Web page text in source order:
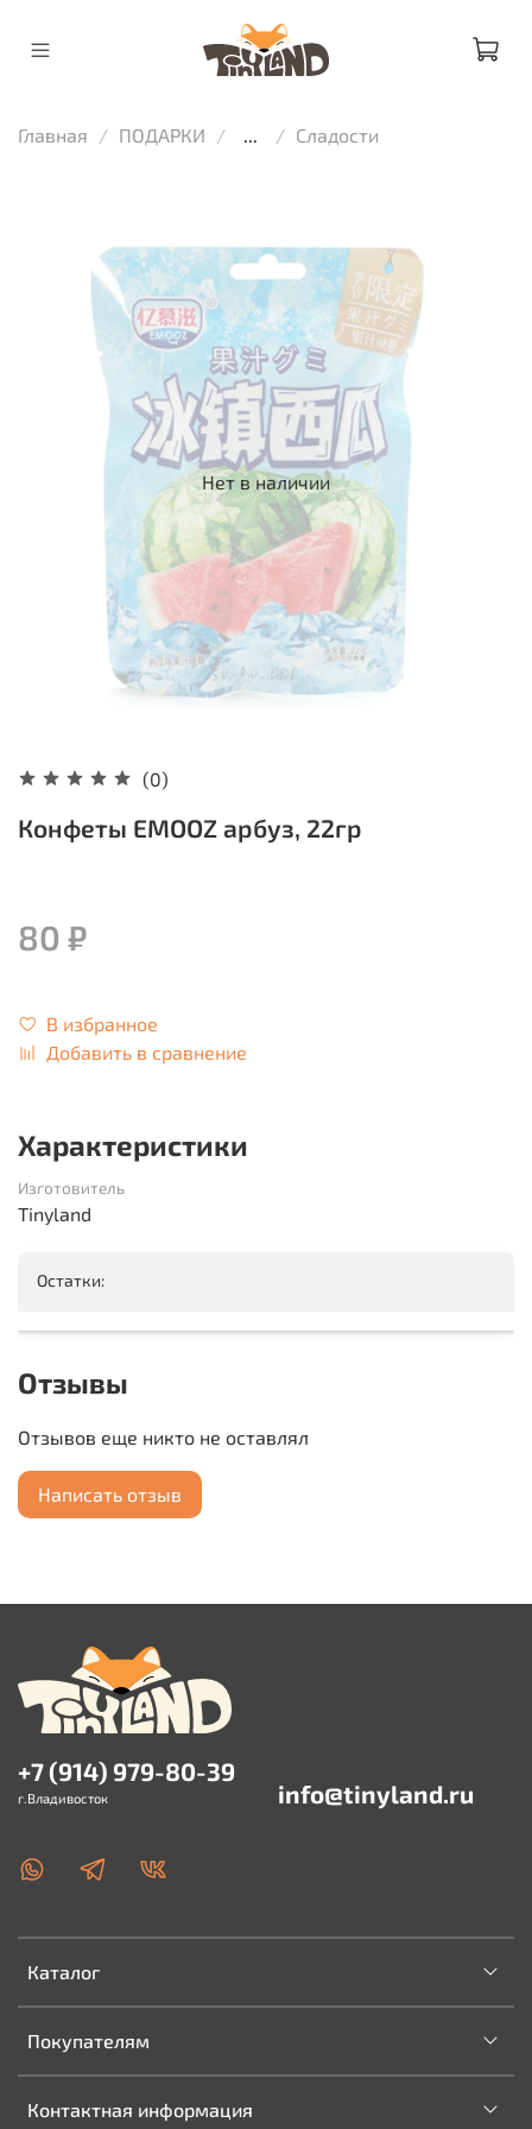
Главная ПОДАРКИ Сладости
Нет в наличии
(0)
Конфеты EMOOZ арбуз, 22гр
80 ₽
В избранное
Добавить в сравнение
Характеристики
Изготовитель
Tinyland
Остатки:
Отзывы
Отзывов еще никто не оставлял
Написать отзыв
Каталог
Покупателям
Контактная информация
+7 (914) 979-80-39
г.Владивосток info@tinyland.ru